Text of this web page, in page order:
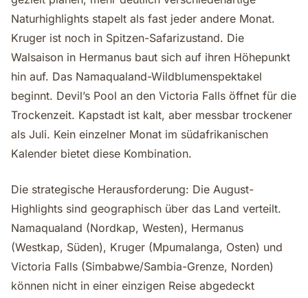
Naturhighlights stapelt als fast jeder andere Monat.
Kruger ist noch in Spitzen-Safarizustand. Die
Walsaison in Hermanus baut sich auf ihren Höhepunkt
hin auf. Das Namaqualand-Wildblumenspektakel
beginnt. Devil’s Pool an den Victoria Falls öffnet für die
Trockenzeit. Kapstadt ist kalt, aber messbar trockener
als Juli. Kein einzelner Monat im südafrikanischen
Kalender bietet diese Kombination.
Die strategische Herausforderung: Die August-
Highlights sind geographisch über das Land verteilt.
Namaqualand (Nordkap, Westen), Hermanus
(Westkap, Süden), Kruger (Mpumalanga, Osten) und
Victoria Falls (Simbabwe/Sambia-Grenze, Norden)
können nicht in einer einzigen Reise abgedeckt